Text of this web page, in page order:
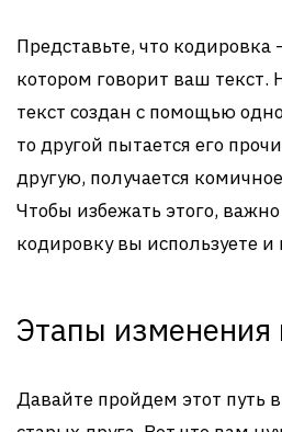
Представьте, что кодировка
котором говорит ваш
текст создан с помощью
то другой пытается его
другую, получается
Чтобы избежать этого,
кодировку вы используете и
Этапы изменения
Давайте пройдем этот путь